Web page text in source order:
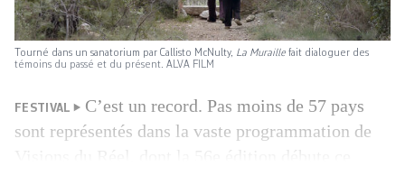
Tourné dans un sanatorium par Callisto McNulty, La Muraille fait dialoguer des
témoins du passé et du présent. ALVA FILM
FESTIVAL
C’est un record. Pas moins de 57 pays
sont représentés dans la vaste programmation de